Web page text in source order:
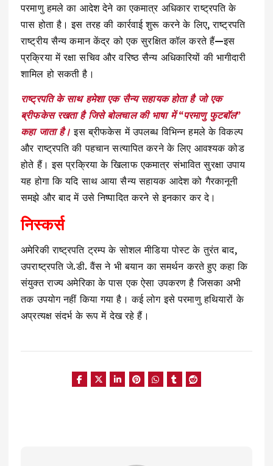
परमाणु हमले का आदेश देने का एकमात्र अधिकार राष्ट्रपति के
पास होता है। इस तरह की कार्रवाई शुरू करने के लिए, राष्ट्रपति
राष्ट्रीय सैन्य कमान केंद्र को एक सुरक्षित कॉल करते हैं—इस
प्रक्रिया में रक्षा सचिव और वरिष्ठ सैन्य अधिकारियों की भागीदारी
शामिल हो सकती है।
राष्ट्रपति के साथ हमेशा एक सैन्य सहायक होता है जो एक
ब्रीफकेस रखता है जिसे बोलचाल की भाषा में “परमाणु फुटबॉल”
कहा जाता है। इस ब्रीफकेस में उपलब्ध विभिन्न हमले के विकल्प
और राष्ट्रपति की पहचान सत्यापित करने के लिए आवश्यक कोड
होते हैं। इस प्रक्रिया के खिलाफ एकमात्र संभावित सुरक्षा उपाय
यह होगा कि यदि साथ आया सैन्य सहायक आदेश को गैरकानूनी
समझे और बाद में उसे निष्पादित करने से इनकार कर दे।
निस्कर्स
अमेरिकी राष्ट्रपति ट्रम्प के सोशल मीडिया पोस्ट के तुरंत बाद,
उपराष्ट्रपति जे.डी. वैंस ने भी बयान का समर्थन करते हुए कहा कि
संयुक्त राज्य अमेरिका के पास एक ऐसा उपकरण है जिसका अभी
तक उपयोग नहीं किया गया है। कई लोग इसे परमाणु हथियारों के
अप्रत्यक्ष संदर्भ के रूप में देख रहे हैं।